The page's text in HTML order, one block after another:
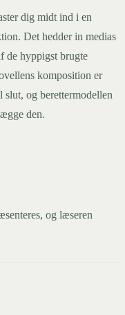
dig midt ind i en
Det hedder in medias
de hyppigst brugte
komposition er
slut, og berettermodellen
den.
og læseren